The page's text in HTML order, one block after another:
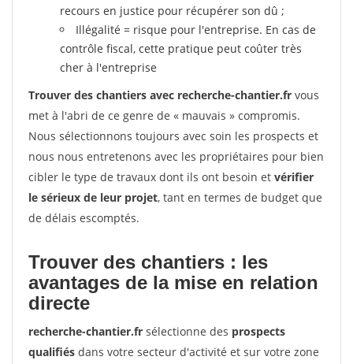
recours en justice pour récupérer son dû ;
Illégalité = risque pour l'entreprise. En cas de
contrôle fiscal, cette pratique peut coûter très
cher à l'entreprise
Trouver des chantiers avec recherche-chantier.fr vous
met à l'abri de ce genre de « mauvais » compromis.
Nous sélectionnons toujours avec soin les prospects et
nous nous entretenons avec les propriétaires pour bien
cibler le type de travaux dont ils ont besoin et vérifier
le sérieux de leur projet, tant en termes de budget que
de délais escomptés.
Trouver des chantiers : les
avantages de la mise en relation
directe
recherche-chantier.fr sélectionne des prospects
qualifiés dans votre secteur d'activité et sur votre zone